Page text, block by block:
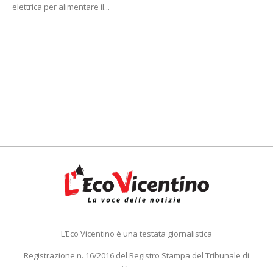
elettrica per alimentare il...
L’Eco Vicentino è una testata giornalistica
Registrazione n. 16/2016 del Registro Stampa del Tribunale di